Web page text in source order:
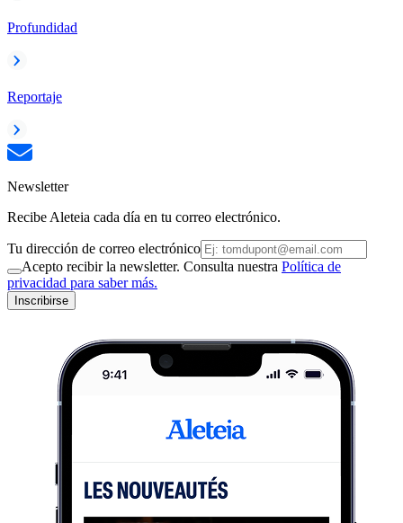
Profundidad
Reportaje
Newsletter
Recibe Aleteia cada día en tu correo electrónico.
Tu dirección de correo electrónico
Acepto recibir la newsletter. Consulta nuestra Política de
privacidad para saber más.
Inscribirse